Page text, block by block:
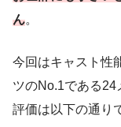
ん。
今回はキャスト性
ツのNo.1である
評価は以下の通り